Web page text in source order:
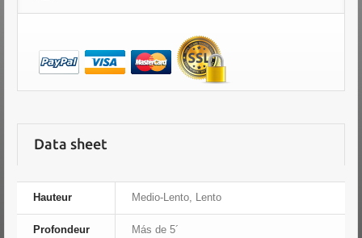
Data sheet
Hauteur Medio-Lento, Lento
Profondeur Más de 5´